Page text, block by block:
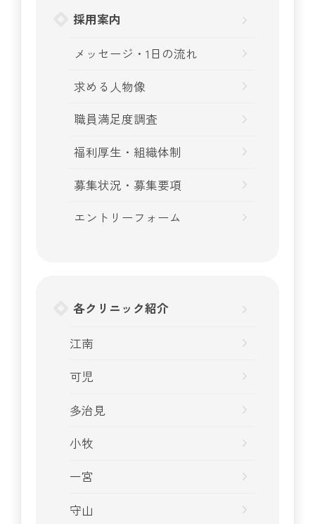
採用案内
メッセージ・1日の流れ
求める人物像
職員満足度調査
福利厚生・組織体制
募集状況・募集要項
エントリーフォーム
各クリニック紹介
江南
可児
多治見
小牧
一宮
守山